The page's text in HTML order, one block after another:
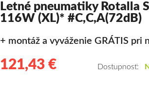
Letné pneumatiky Rotalla
116W (XL)* #C,C,A(72dB)
+ montáž a vyváženie GRÁTIS pri
121,43 € Dostupnosť: